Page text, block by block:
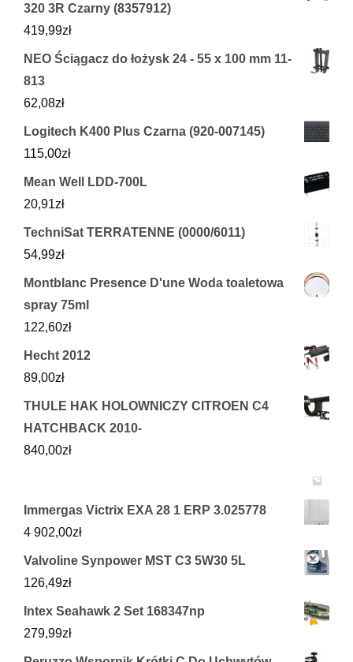
320 3R Czarny (8357912)
419,99zł
NEO Ściągacz do łożysk 24 - 55 x 100 mm 11-
813
62,08zł
Logitech K400 Plus Czarna (920-007145)
115,00zł
Mean Well LDD-700L
20,91zł
TechniSat TERRATENNE (0000/6011)
54,99zł
Montblanc Presence D'une Woda toaletowa
spray 75ml
122,60zł
Hecht 2012
89,00zł
THULE HAK HOLOWNICZY CITROEN C4
HATCHBACK 2010-
840,00zł
Immergas Victrix EXA 28 1 ERP 3.025778
4 902,00zł
Valvoline Synpower MST C3 5W30 5L
126,49zł
Intex Seahawk 2 Set 168347np
279,99zł